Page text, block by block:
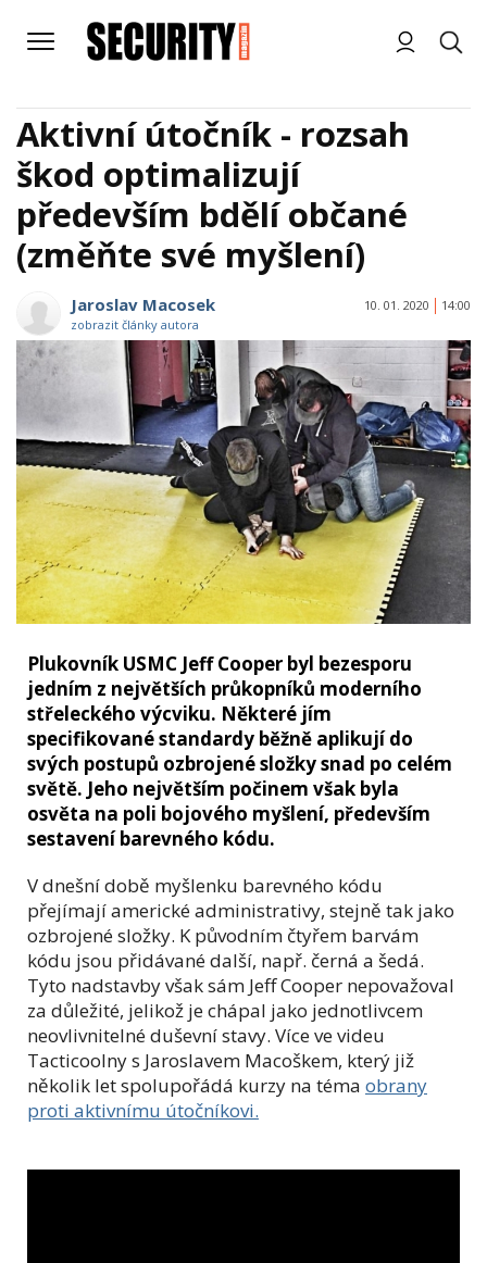
Aktivní útočník - rozsah
škod optimalizují
především bdělí občané
(změňte své myšlení)
Jaroslav Macosek
zobrazit články autora
10. 01. 2020 14:00
Plukovník USMC Jeff Cooper byl bezesporu
jedním z největších průkopníků moderního
střeleckého výcviku. Některé jím
specifikované standardy běžně aplikují do
svých postupů ozbrojené složky snad po celém
světě. Jeho největším počinem však byla
osvěta na poli bojového myšlení, především
sestavení barevného kódu.
V dnešní době myšlenku barevného kódu
přejímají americké administrativy, stejně tak jako
ozbrojené složky. K původním čtyřem barvám
kódu jsou přidávané další, např. černá a šedá.
Tyto nadstavby však sám Jeff Cooper nepovažoval
za důležité, jelikož je chápal jako jednotlivcem
neovlivnitelné duševní stavy. Více ve videu
Tacticoolny s Jaroslavem Macoškem, který již
několik let spolupořádá kurzy na téma obrany
proti aktivnímu útočníkovi.